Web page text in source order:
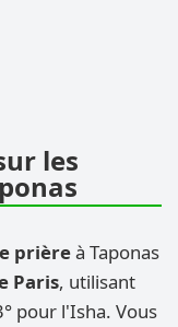
les
prièreà Taponas
Paris, utilisant
pour l'Isha. Vous